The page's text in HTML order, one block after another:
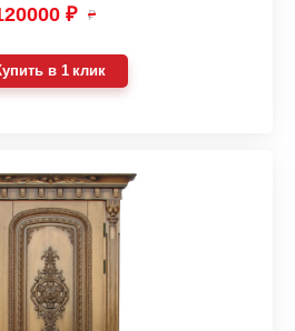
₽ ₽
в 1 клик